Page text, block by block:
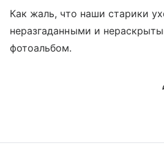
Как жаль, что наши старики
неразгаданными и
фотоальбом.